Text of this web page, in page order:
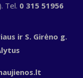
Tel. 0 315 51956
ir S. Girėno g.